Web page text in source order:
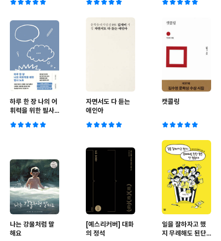
하루 한 장 나의 어
휘력을 위한 필사
자면서도 다 듣는
애인아
캣콜링
나는 강물처럼 말
해요
[예스리커버] 대화
의 정석
일을 잘하자고 했
지 무례해도 된단